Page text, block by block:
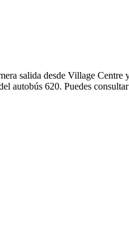
salida desde Village Centre
autobús 620. Puedes